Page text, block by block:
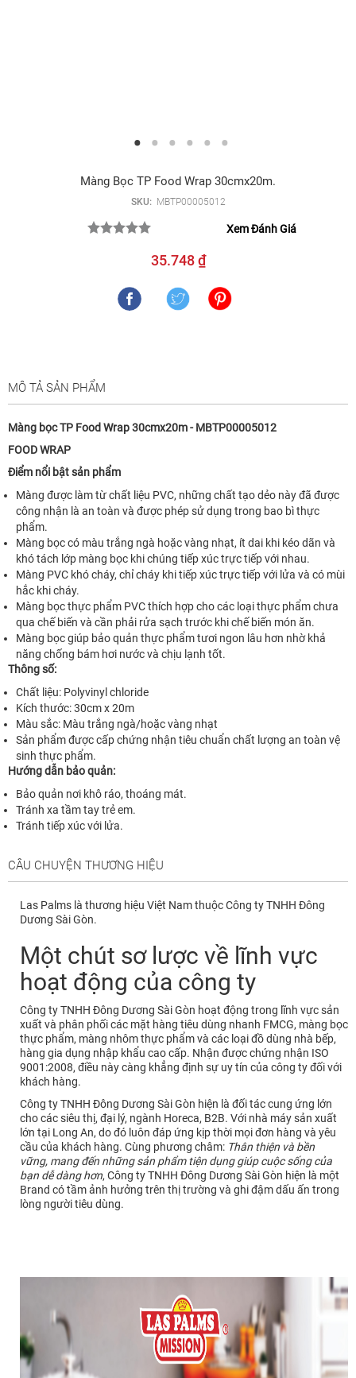
Màng Bọc TP Food Wrap 30cmx20m.
SKU: MBTP00005012
Xem Đánh Giá
35.748 ₫
MÔ TẢ SẢN PHẨM
Màng bọc TP Food Wrap 30cmx20m - MBTP00005012
FOOD WRAP
Điểm nổi bật sản phẩm
Màng được làm từ chất liệu PVC, những chất tạo dẻo này đã được
công nhận là an toàn và được phép sử dụng trong bao bì thực
phẩm.
Màng bọc có màu trắng ngà hoặc vàng nhạt, ít dai khi kéo dãn và
khó tách lớp màng bọc khi chúng tiếp xúc trực tiếp với nhau.
Màng PVC khó cháy, chỉ cháy khi tiếp xúc trực tiếp với lửa và có mùi
hắc khi cháy.
Màng bọc thực phẩm PVC thích hợp cho các loại thực phẩm chưa
qua chế biến và cần phải rửa sạch trước khi chế biến món ăn.
Màng bọc giúp bảo quản thực phẩm tươi ngon lâu hơn nhờ khả
năng chống bám hơi nước và chịu lạnh tốt.
Thông số:
Chất liệu: Polyvinyl chloride
Kích thước: 30cm x 20m
Màu sắc: Màu trắng ngà/hoặc vàng nhạt
Sản phẩm được cấp chứng nhận tiêu chuẩn chất lượng an toàn vệ
sinh thực phẩm.
Hướng dẫn bảo quản:
Bảo quản nơi khô ráo, thoáng mát.
Tránh xa tầm tay trẻ em.
Tránh tiếp xúc với lửa.
CÂU CHUYỆN THƯƠNG HIỆU
Las Palms là thương hiệu Việt Nam thuộc Công ty TNHH Đông
Dương Sài Gòn.
Một chút sơ lược về lĩnh vực
hoạt động của công ty
Công ty TNHH Đông Dương Sài Gòn hoạt động trong lĩnh vực sản
xuất và phân phối các mặt hàng tiêu dùng nhanh FMCG, màng bọc
thực phẩm, màng nhôm thực phẩm và các loại đồ dùng nhà bếp,
hàng gia dụng nhập khẩu cao cấp. Nhận được chứng nhận ISO
9001:2008, điều này càng khẳng định sự uy tín của công ty đối với
khách hàng.
Công ty TNHH Đông Dương Sài Gòn hiện là đối tác cung ứng lớn
cho các siêu thị, đại lý, ngành Horeca, B2B. Với nhà máy sản xuất
lớn tại Long An, do đó luôn đáp ứng kịp thời mọi đơn hàng và yêu
cầu của khách hàng. Cùng phương châm: Thân thiện và bền
vững, mang đến những sản phẩm tiện dụng giúp cuộc sống của
bạn dễ dàng hơn, Công ty TNHH Đông Dương Sài Gòn hiện là một
Brand có tầm ảnh hưởng trên thị trường và ghi đậm dấu ấn trong
lòng người tiêu dùng.